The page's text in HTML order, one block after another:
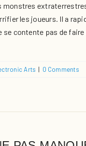
les joueurs. Il a
contente pas de
Arts | 0 Comments